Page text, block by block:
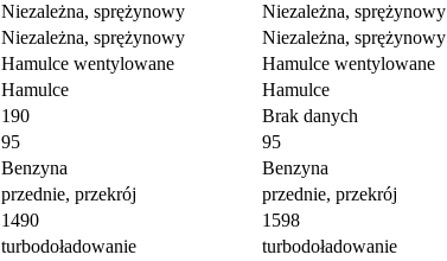
Niezależna, sprężynowy
Niezależna, sprężynowy
Niezależna, sprężynowy
Niezależna, sprężynowy
Hamulce wentylowane
Hamulce wentylowane
Hamulce
Hamulce
190
Brak danych
95
95
Benzyna
Benzyna
przednie, przekrój
przednie, przekrój
1490
1598
turbodoładowanie
turbodoładowanie